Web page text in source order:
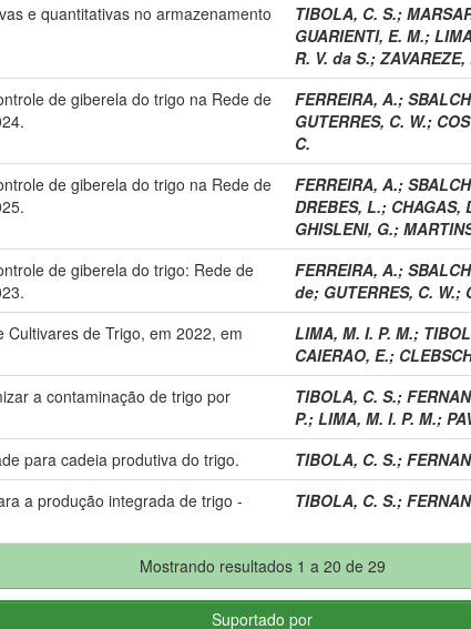
e quantitativas no armazenamento
TIBOLA, C. S.;
GUARIENTI, E. M.;
R. V. da S.; ZAVAREZE,
de giberela do trigo na Rede de
FERREIRA, A.;
GUTERRES, C. W.;
C.
de giberela do trigo na Rede de
FERREIRA, A.;
DREBES, L.; CHAGAS,
GHISLENI, G.;
de giberela do trigo: Rede de
FERREIRA, A.;
de; GUTERRES, C. W.;
de Trigo, em 2022, em
LIMA, M. I. P. M.;
CAIERAO, E.;
a contaminação de trigo por
TIBOLA, C. S.;
P.; LIMA, M. I. P. M.;
para cadeia produtiva do trigo. TIBOLA, C. S.;
a produção integrada de trigo -
TIBOLA, C. S.;
Mostrando resultados 1 a 20 de 29
Suportado por